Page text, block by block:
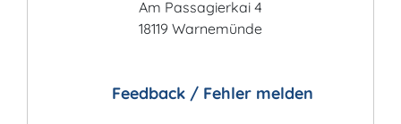
Am Passagierkai 4
18119 Warnemünde
Feedback / Fehler melden